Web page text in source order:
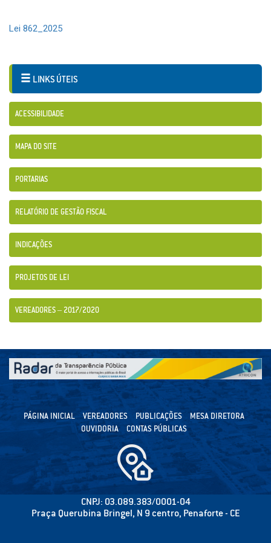
Lei 862_2025
LINKS ÚTEIS
ACESSIBILIDADE
MAPA DO SITE
PORTARIAS
RELATÓRIO DE GESTÃO FISCAL
INDICAÇÕES
PROJETOS DE LEI
VEREADORES – 2017/2020
PÁGINA INICIAL VEREADORES PUBLICAÇÕES
MESA DIRETORA
OUVIDORIA
CONTAS PÚBLICAS
CNPJ: 03.089.383/0001-04
Praça Querubina Bringel, N 9 centro, Penaforte - CE